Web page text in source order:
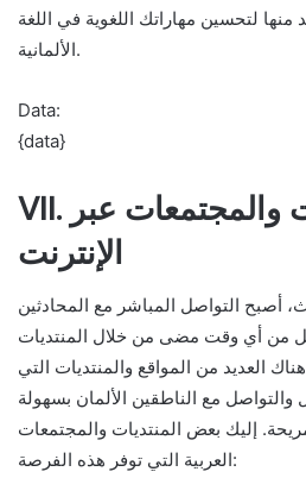
منها لتحسين مهاراتك اللغوية في اللغة
الألمانية.
Data:
{data}
VII. المنتديات والمجتمعات عبر
الإنترنت
أصبح التواصل المباشر مع المحادثين
من أي وقت مضى من خلال المنتديات
العديد من المواقع والمنتديات التي
مع الناطقين الألمان بسهولة
إليك بعض المنتديات والمجتمعات
العربية التي توفر هذه الفرصة: